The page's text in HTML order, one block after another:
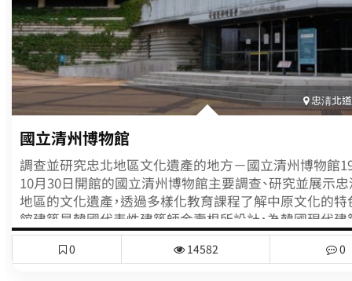
丹陽的島潭三峰。相傳從那之後，丹陽每年都付稅金給旌
鄭道傳表示：「又不是我們讓三峰衝下來的，我們反而因
阻，損失慘重，沒有理由為了毫無用處的山峰繳稅，需要
回去」，從此不再需要繳納稅金。
忠淸北
國立清州博物館
調查並研究忠北地區文化遺產的地方－國立清州博物館
10月30日開館的國立清州博物館主要調查、研究並展示
地區的文化遺產，透過多樣化教育課程了解中原文化的特
館建築是韓國代表性建築師金壽根所設計，為韓國現代建
程碑作品，位於牛岩山東邊山腳，以秀麗的風景為背景。
月統計藏有8,600多件文物，並展示其中的2,300多件。佔
0 14582 0